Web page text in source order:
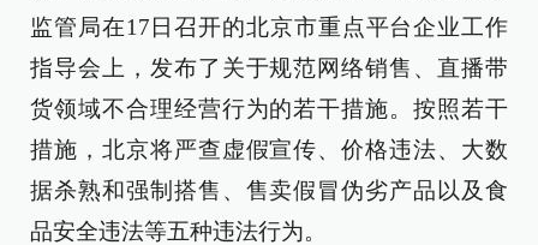
监管局在17日召开的北京市重点平台企业工作
指导会上，发布了关于规范网络销售、直播带
货领域不合理经营行为的若干措施。按照若干
措施，北京将严查虚假宣传、价格违法、大数
据杀熟和强制搭售、售卖假冒伪劣产品以及食
品安全违法等五种违法行为。